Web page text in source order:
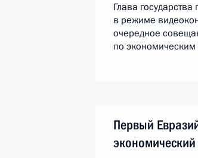
Глава государства
в режиме
очередное
по
Первый